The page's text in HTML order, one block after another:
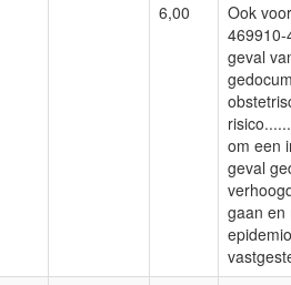
6,00
Ook
geval
om een
geval
gaan en